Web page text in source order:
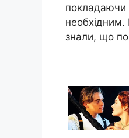
покладаючи
необхідним.
знали, що